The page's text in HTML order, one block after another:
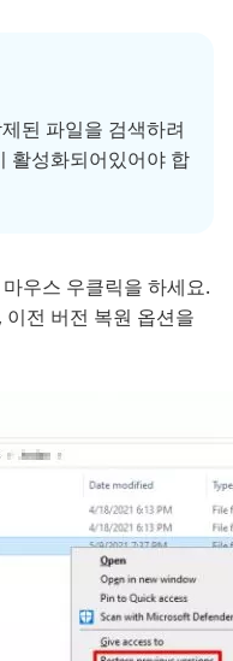
된 파일을 검색하려
활성화되어있어야 합
우스 우클릭을 하세요.
전 버전 복원 옵션을